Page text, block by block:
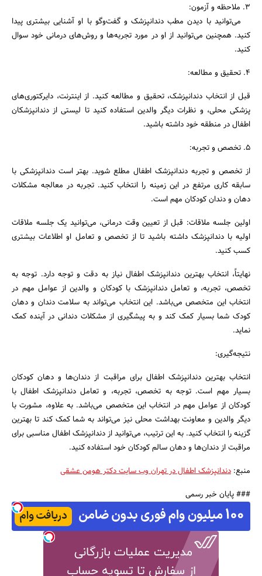
3. ملاحظه و آزمون:
می‌توانید با دیدن مطب دندانپزشک و گفت‌وگو با او آشنایی بیشتری پیدا
کنید. همچنین می‌توانید از او در مورد تجربه‌ها و روش‌های درمانی خود سوال
کنید.
4. تحقیق و مطالعه:
قبل از انتخاب دندانپزشک، تحقیق و مطالعه کنید. از اینترنت، دایرکتوری‌های
پزشکی محلی، و نظرات دیگر والدین استفاده کنید تا لیستی از دندانپزشکان
اطفال در منطقه خود داشته باشید.
5. تخصص و تجربه:
از تخصص و تجربه دندانپزشک اطفال مطلع شوید. بهتر است دندانپزشکی با
سابقه کاری مرتفع در این زمینه را انتخاب کنید. تجربه در معالجه مشکلات
دهان و دندان کودکان مهم است.
اولین جلسه ملاقات: قبل از تعیین وقت درمانی، می‌توانید یک جلسه ملاقات
اولیه با دندانپزشک داشته باشید تا از تخصص و تعامل او اطلاعات بیشتری
کسب کنید.
نهایتاً، انتخاب بهترین دندانپزشک اطفال نیاز به دقت و توجه دارد. توجه به
تخصص، تجربه، و تعامل دندانپزشک با کودکان و والدین از عوامل مهم در
انتخاب این متخصص می‌باشد. این انتخاب می‌تواند به سلامت دندان و دهان
کودک شما بسیار کمک کند و به پیشگیری از مشکلات دندانی در آینده کمک
نماید.
نتیجه‌گیری:
انتخاب بهترین دندانپزشک اطفال برای مراقبت از دندان‌ها و دهان کودکان
بسیار مهم است. توجه به تخصص، تجربه، و تعامل دندانپزشک اطفال با
کودکان از عوامل مهم در انتخاب این متخصص می‌باشد. به علاوه، مشورت با
دیگر والدین و معاونت بهداشت محلی نیز می‌تواند به شما کمک کند تا بهترین
گزینه را انتخاب کنید. به این ترتیب، می‌توانید از دندانپزشک اطفال مناسبی برای
مراقبت از دندان‌ها و دهان سالم کودکان خود استفاده کنید.
منبع: دندانپزشک اطفال در تهران وب سایت دکتر هومن عشقی
### پایان خبر رسمی